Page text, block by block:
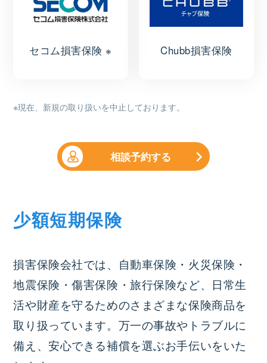
セコム損害保険 ※ Chubb損害保険
※現在、新規の取り扱いを中止しております。
相談予約する
少額短期保険
損害保険会社では、自動車保険・火災保険・
地震保険・傷害保険・旅行保険など、日常生
活や財産を守るためのさまざまな保険商品を
取り扱っています。万一の事故やトラブルに
備え、安心できる補償を選ぶお手伝いをいた